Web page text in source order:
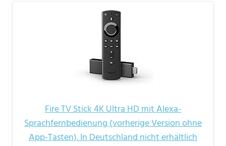
Fire TV Stick 4K Ultra HD mit Alexa-
Sprachfernbedienung (vorherige Version ohne
App-Tasten). In Deutschland nicht erhältlich